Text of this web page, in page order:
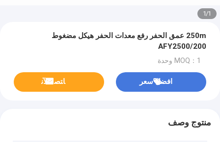
1
/
1
250m عمق الحفر رفع معدات الحفر هيكل مضغوط
AFY2500/200
MOQ：1 وحدة
افضل سعر ﺎﺘﺼﻟ ﺍﻶﻧ
منتوج وصف